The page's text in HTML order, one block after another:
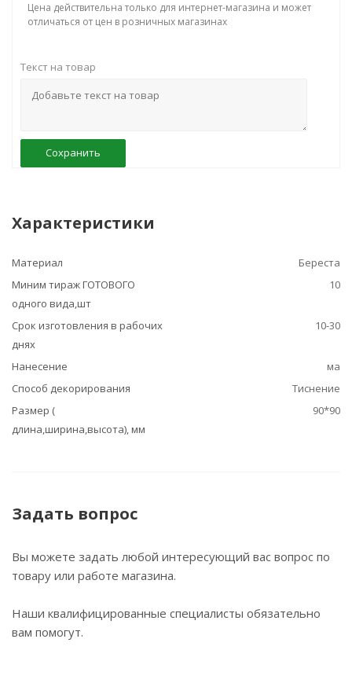
Цена действительна только для интернет-магазина и может
отличаться от цен в розничных магазинах
Текст на товар
Сохранить
Характеристики
Материал
Береста
Миним тираж ГОТОВОГО
одного вида,шт
10
Срок изготовления в рабочих
днях
10-30
Нанесение
ма
Способ декорирования
Тиснение
Размер (
длина,ширина,высота), мм
90*90
Задать вопрос
Вы можете задать любой интересующий вас вопрос по
товару или работе магазина.
Наши квалифицированные специалисты обязательно
вам помогут.